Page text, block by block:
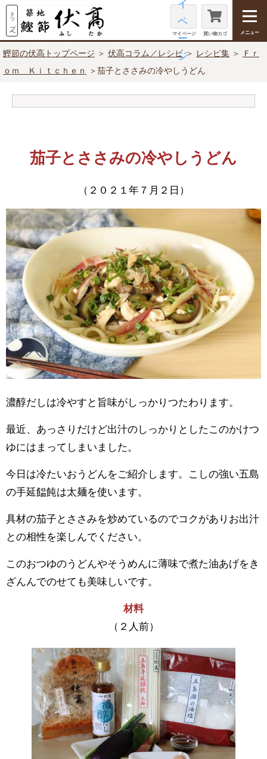
マイページ 買い物カゴ メニュー
鰹節の伏高トップページ ＞ 伏高コラム／レシピ＞ レシピ集 ＞
Ｆｒ
ｏｍ Ｋｉｔｃｈｅｎ
＞茄子とささみの冷やしうどん
茄子とささみの冷やしうどん
（２０２１年７月２日）
濃醇だしは冷やすと旨味がしっかりつたわります。
最近、あっさりだけど出汁のしっかりとしたこのかけつ
ゆにはまってしまいました。
今日は冷たいおうどんをご紹介します。こしの強い五島
の手延饂飩は太麺を使います。
具材の茄子とささみを炒めているのでコクがありお出汁
との相性を楽しんでください。
このおつゆのうどんやそうめんに薄味で煮た油あげをき
ざんんでのせても美味しいです。
材料
（２人前）